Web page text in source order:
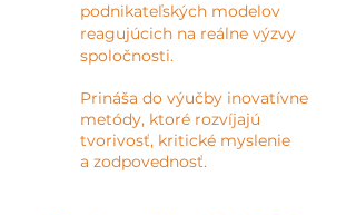
podnikateľských modelov
reagujúcich na reálne výzvy
spoločnosti.
Prináša do výučby inovatívne
metódy, ktoré rozvíjajú
tvorivosť, kritické myslenie
a zodpovednosť.